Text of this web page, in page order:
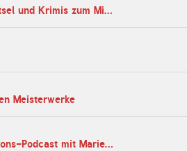
Das Geheimnis – Musikalische Rätsel und Krimis zum Mitraten
Meisterwerke
Dein Weg. Dein Ziel. | Der Motivations-Podcast mit Marie Jacquot und Miriam Welte